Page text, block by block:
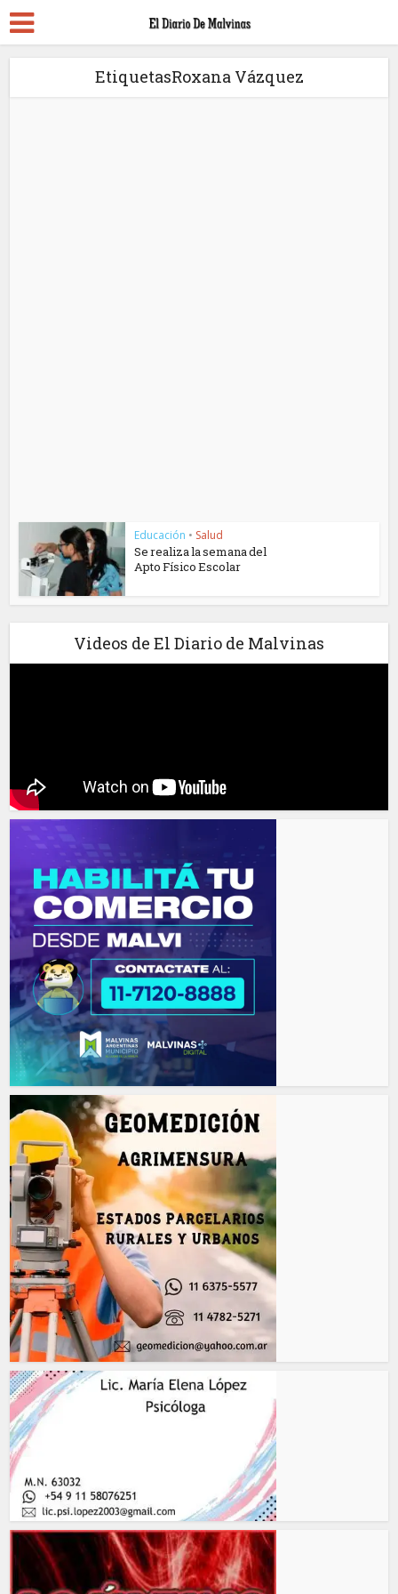
EtiquetasRoxana Vázquez
Educación • Salud
Se realiza la semana del
Apto Físico Escolar
Videos de El Diario de Malvinas